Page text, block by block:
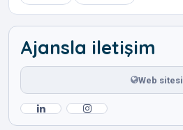
Ajansla iletişim
Web sitesi